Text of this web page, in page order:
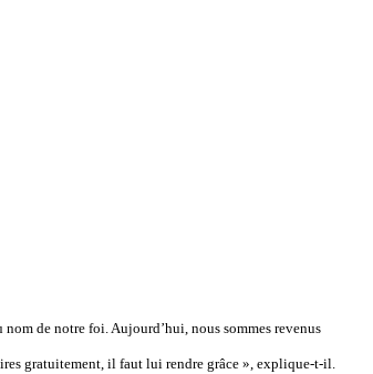
de notre foi. Aujourd’hui, nous sommes revenus
gratuitement, il faut lui rendre grâce », explique-t-il.